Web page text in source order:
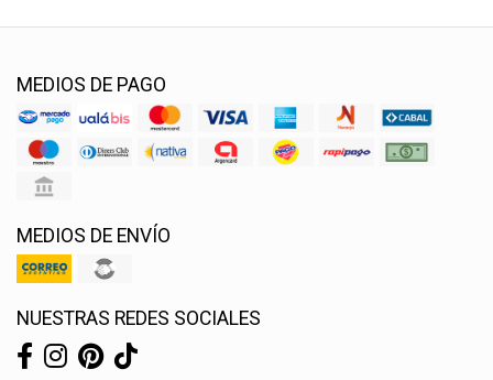
MEDIOS DE PAGO
MEDIOS DE ENVÍO
NUESTRAS REDES SOCIALES